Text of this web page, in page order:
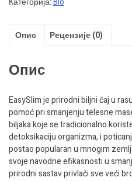
Опис Рецензије (0)
Опис
EasySlim je prirodni biljni čaj u
pomoć pri smanjenju telesne
biljaka koje se tradicionalno
detoksikaciju organizma, i
postao popularan u mnogim
svoje navodne efikasnosti u
prirodni sastav privlači sve veći